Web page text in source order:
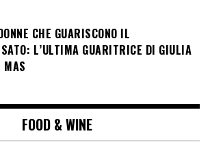
CHE GUARISCONO IL
L’ULTIMA GUARITRICE DI GIULIA
MAS
FOOD & WINE